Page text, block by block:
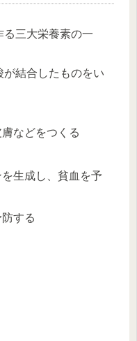
三大栄養素の一
結合したものをい
などをつくる
生成し、貧血を予
する